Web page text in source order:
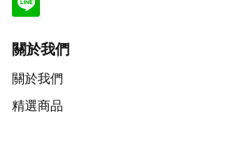
關於我們
關於我們
精選商品